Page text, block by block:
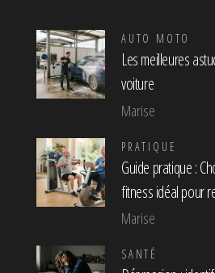
AUTO MOTO
Les meilleures
voiture
Marise
PRATIQUE
Guide pratique :
fitness idéal pour
Marise
SANTÉ